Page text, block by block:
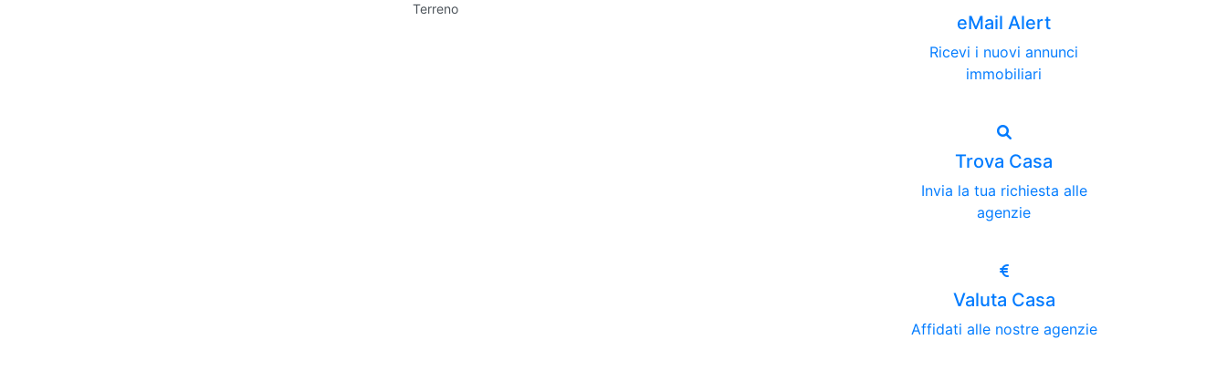
Terreno
eMail Alert
Ricevi i nuovi annunci
immobiliari
Trova Casa
Invia la tua richiesta alle
agenzie
Valuta Casa
Affidati alle nostre agenzie